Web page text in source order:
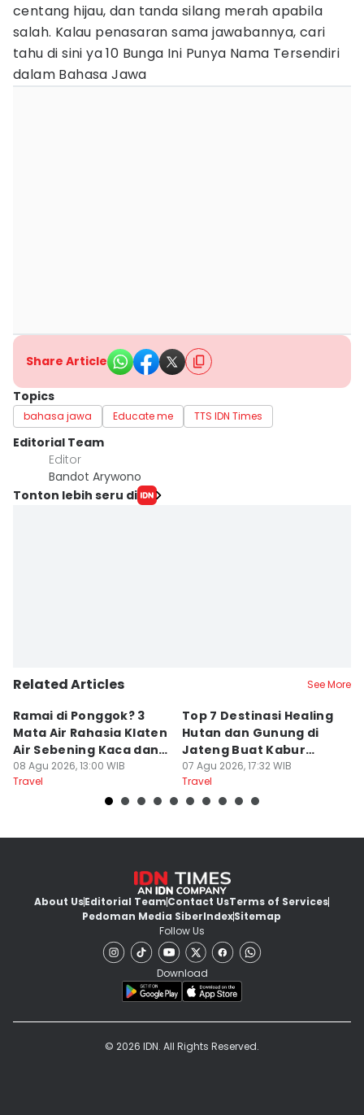
centang hijau, dan tanda silang merah apabila
salah. Kalau penasaran sama jawabannya, cari
tahu di sini ya 10 Bunga Ini Punya Nama Tersendiri
dalam Bahasa Jawa
Share Article
Topics
bahasa jawa Educate me TTS IDN Times
Editorial Team
Editor
Bandot Arywono
Tonton lebih seru di
Related Articles See More
Ramai di Ponggok? 3
Mata Air Rahasia Klaten
Air Sebening Kaca dan
Masih Sepi
08 Agu 2026, 13:00 WIB
Travel
Top 7 Destinasi Healing
Hutan dan Gunung di
Jateng Buat Kabur
Sejenak, Under Rp200
Ribu
07 Agu 2026, 17:32 WIB
Travel
About UsEditorial TeamContact UsTerms of Services
Pedoman Media SiberIndexSitemap
Follow Us
Download
© 2026 IDN. All Rights Reserved.